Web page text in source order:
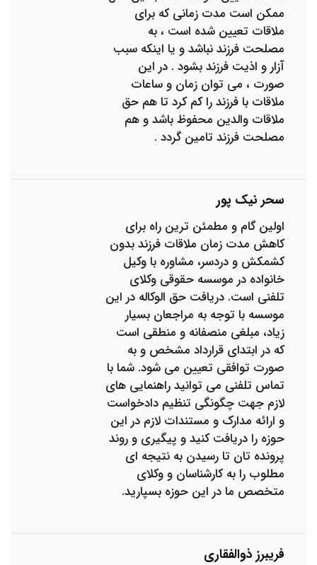
ممکن است مدت زمانی که برای
ملاقات تعیین شده است ، به
مصلحت فرزند نباشد و یا اینکه سبب
آزار و اذیت فرزند بشود . در این
صورت ، می توان زمان و ساعات
ملاقات با فرزند را کم کرد تا هم حق
ملاقات والدین محفوظ باشد و هم
مصلحت فرزند تامین گردد .
سحر نیک پور
اولین گام و مطمئن ترین راه برای
کاهش مدت زمان ملاقات فرزند بدون
کشمکش و دردسر، مشاوره با وکیل
خانواده در موسسه حقوقی وکلای
تلفنی است. دریافت حق الوکاله در این
موسسه با توجه به مراجعان بسیار
زیاد، مبلغی منصفانه و منطقی است
که در ابتدای قرارداد مشخص و به
صورت توافقی تعیین می شود. شما با
تماس تلفنی می توانید راهنمایی های
لازم جهت چگونگی تنظیم دادخواست
و ارائه مدارک و مستندات لازم در این
حوزه را دریافت کنید و پیگیری و روند
پرونده تان تا رسیدن به نتیجه ای
مطلوب را به کارشناسان و وکلای
متخصص ما در این حوزه بسپارید.
فریبرز ذوالفقاری